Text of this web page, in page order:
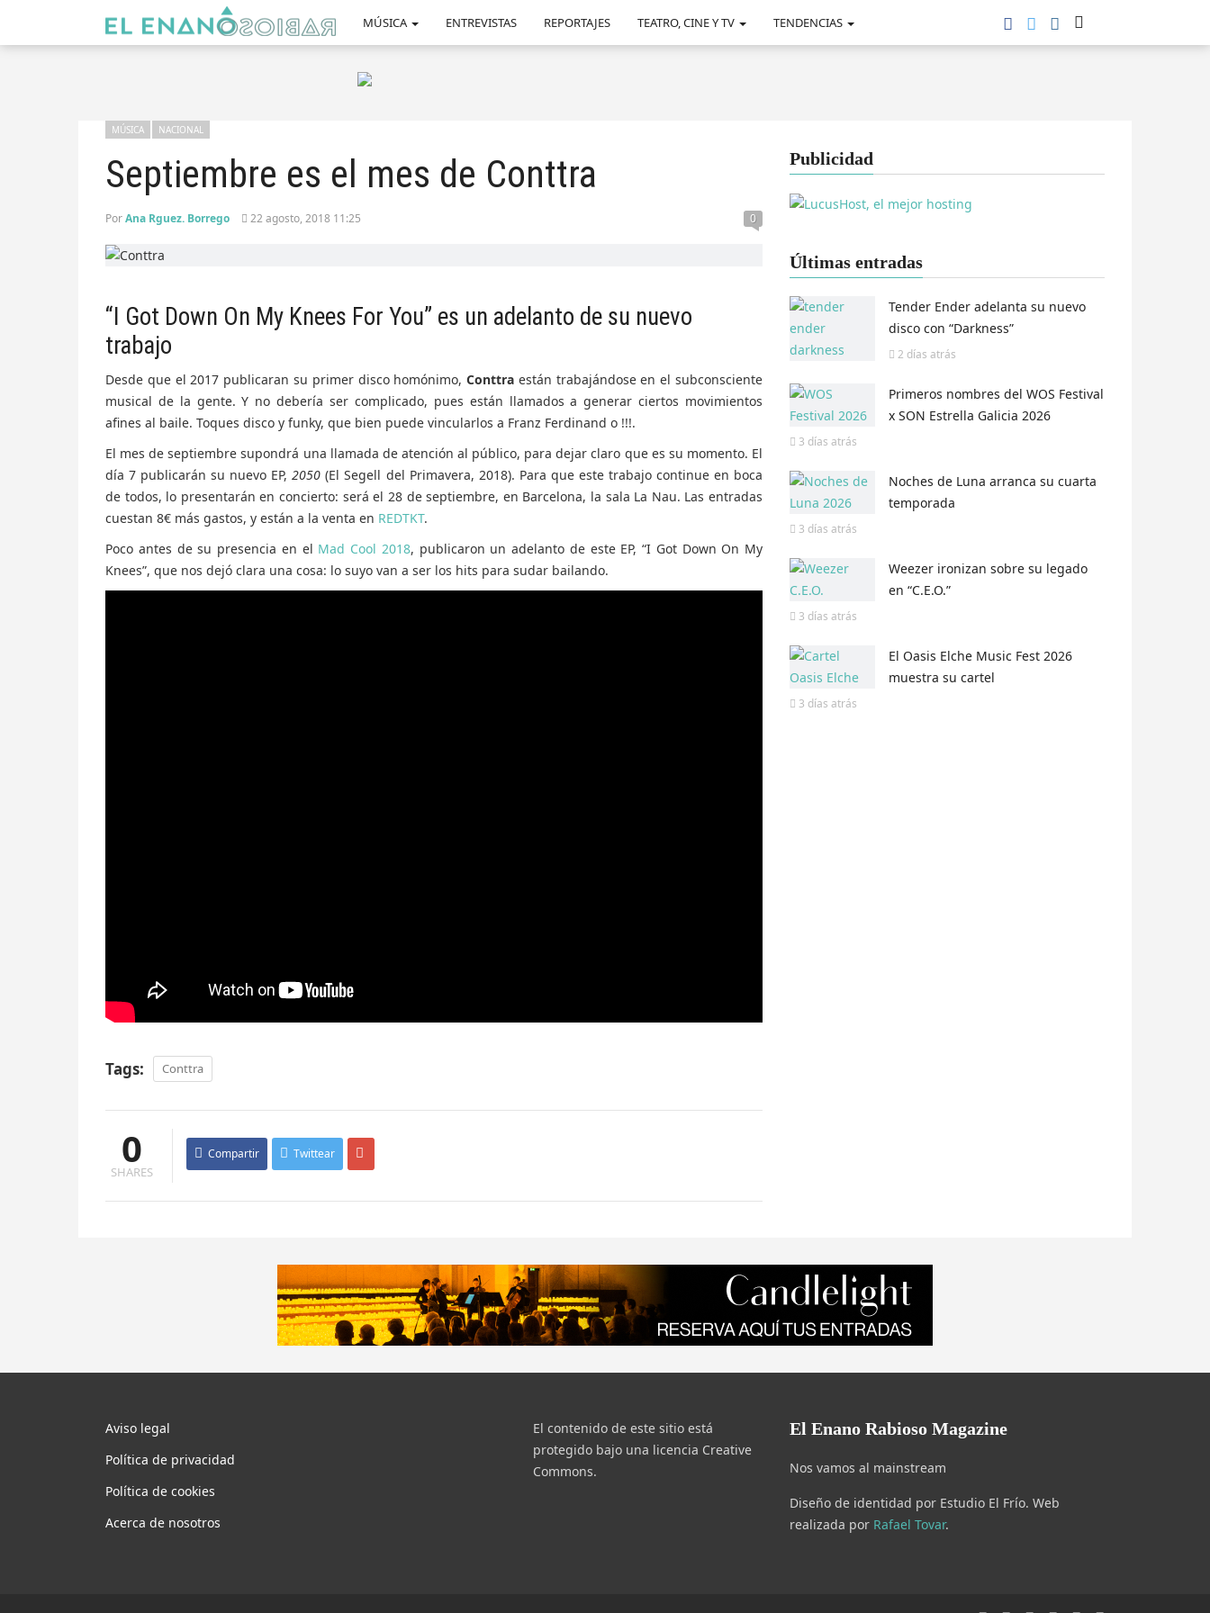
MÚSICA ENTREVISTAS REPORTAJES TEATRO, CINE Y TV TENDENCIAS
Septiembre es el mes de Conttra
MÚSICA NACIONAL
PorAna Rguez. Borrego 22 agosto, 2018 11:25 0
“I Got Down On My Knees For You” es un adelanto de su nuevo
trabajo
Desde que el 2017 publicaran su primer disco homónimo,Conttra están trabajándose en el subconsciente
musical de la gente. Y no debería ser complicado, pues están llamados a generar ciertos movimientos
afines al baile. Toques disco y funky, que bien puede vincularlos a Franz Ferdinand o !!!.
El mes de septiembre supondrá una llamada de atención al público, para dejar claro que es su momento. El
día 7 publicarán su nuevo EP,2050 (El Segell del Primavera, 2018). Para que este trabajo continue en boca
de todos, lo presentarán en concierto: será el 28 de septiembre, en Barcelona, la sala La Nau. Las entradas
cuestan 8€ más gastos, y están a la venta en REDTKT.
Poco antes de su presencia en el Mad Cool 2018, publicaron un adelanto de este EP, “I Got Down On My
Knees”, que nos dejó clara una cosa: lo suyo van a ser los hits para sudar bailando.
Tags: Conttra
0
SHARES
Compartir Twittear
Publicidad
Últimas entradas
Tender Ender adelanta su nuevo
disco con “Darkness”
2 días atrás
Primeros nombres del WOS Festival
x SON Estrella Galicia 2026
3 días atrás
Noches de Luna arranca su cuarta
temporada
3 días atrás
Weezer ironizan sobre su legado
en “C.E.O.”
3 días atrás
El Oasis Elche Music Fest 2026
muestra su cartel
3 días atrás
Aviso legal
Política de privacidad
Política de cookies
Acerca de nosotros
El contenido de este sitio está
protegido bajo una licencia Creative
Commons.
El Enano Rabioso Magazine
Nos vamos al mainstream
Diseño de identidad por Estudio El Frío. Web
realizada por Rafael Tovar.